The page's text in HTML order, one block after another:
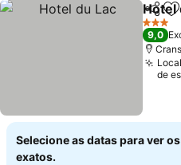
Hotel
3 Estrelas
9,0
de
Selecione as datas para ver
exatos.